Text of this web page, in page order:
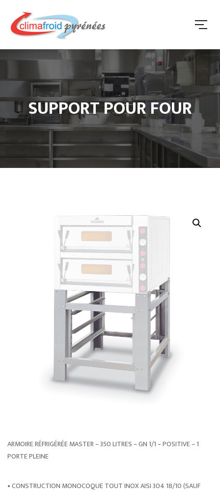
SUPPORT POUR FOUR
ARMOIRE RÉFRIGÉRÉE MASTER – 350 LITRES – GN 1/1 – POSITIVE – 1
PORTE PLEINE
• CONSTRUCTION MONOCOQUE TOUT INOX AISI 304 18/10 (SAUF